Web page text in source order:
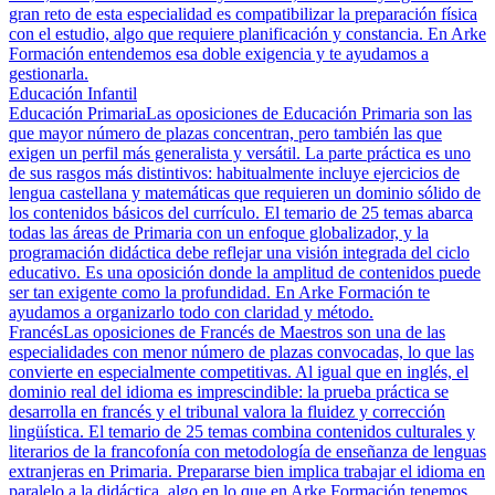
gran reto de esta especialidad es compatibilizar la preparación física
con el estudio, algo que requiere planificación y constancia. En Arke
Formación entendemos esa doble exigencia y te ayudamos a
gestionarla.
Educación Infantil
Educación PrimariaLas oposiciones de Educación Primaria son las
que mayor número de plazas concentran, pero también las que
exigen un perfil más generalista y versátil. La parte práctica es uno
de sus rasgos más distintivos: habitualmente incluye ejercicios de
lengua castellana y matemáticas que requieren un dominio sólido de
los contenidos básicos del currículo. El temario de 25 temas abarca
todas las áreas de Primaria con un enfoque globalizador, y la
programación didáctica debe reflejar una visión integrada del ciclo
educativo. Es una oposición donde la amplitud de contenidos puede
ser tan exigente como la profundidad. En Arke Formación te
ayudamos a organizarlo todo con claridad y método.
FrancésLas oposiciones de Francés de Maestros son una de las
especialidades con menor número de plazas convocadas, lo que las
convierte en especialmente competitivas. Al igual que en inglés, el
dominio real del idioma es imprescindible: la prueba práctica se
desarrolla en francés y el tribunal valora la fluidez y corrección
lingüística. El temario de 25 temas combina contenidos culturales y
literarios de la francofonía con metodología de enseñanza de lenguas
extranjeras en Primaria. Prepararse bien implica trabajar el idioma en
paralelo a la didáctica, algo en lo que en Arke Formación tenemos